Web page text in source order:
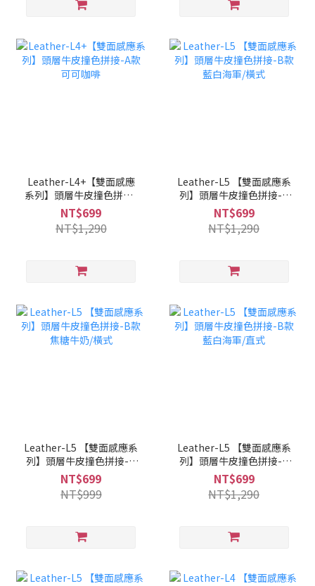
Leather-L4+【雙面感應
系列】頭層牛皮撞色拼接-
A款 可可咖啡
NT$699
NT$1,290
Leather-L5 【雙面感應系
列】頭層牛皮撞色拼接-B
款 藍白海軍/橫式
NT$699
NT$1,290
Leather-L5 【雙面感應系
列】頭層牛皮撞色拼接-B
款 焦糖牛奶/橫式
NT$699
NT$999
Leather-L5 【雙面感應系
列】頭層牛皮撞色拼接-B
款 藍白海軍/直式
NT$699
NT$1,290